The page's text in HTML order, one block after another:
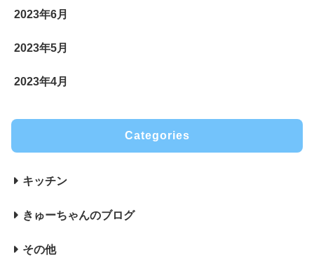
2023年6月
2023年5月
2023年4月
Categories
キッチン
きゅーちゃんのブログ
その他